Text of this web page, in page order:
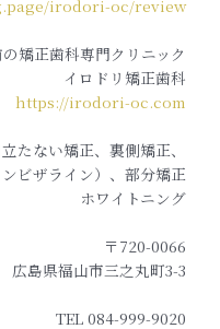
irodori-oc/review
矯正歯科専門クリニック
イロドリ矯正歯科
https://irodori-oc.com
たない矯正、裏側矯正、
ビザライン）、部分矯正
ホワイトニング
〒720-0066
広島県福山市三之丸町3-3
TEL 084-999-9020